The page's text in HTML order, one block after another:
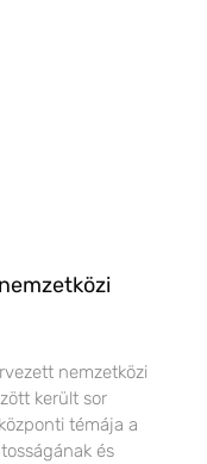
nemzetközi
került sor
témája a
és